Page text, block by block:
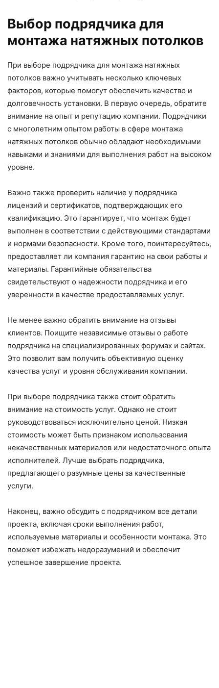
Выбор подрядчика для
монтажа натяжных потолков
При выборе подрядчика для монтажа натяжных
потолков важно учитывать несколько ключевых
факторов, которые помогут обеспечить качество и
долговечность установки. В первую очередь, обратите
внимание на опыт и репутацию компании. Подрядчики
с многолетним опытом работы в сфере монтажа
натяжных потолков обычно обладают необходимыми
навыками и знаниями для выполнения работ на высоком
уровне.
Важно также проверить наличие у подрядчика
лицензий и сертификатов, подтверждающих его
квалификацию. Это гарантирует, что монтаж будет
выполнен в соответствии с действующими стандартами
и нормами безопасности. Кроме того, поинтересуйтесь,
предоставляет ли компания гарантию на свои работы и
материалы. Гарантийные обязательства
свидетельствуют о надежности подрядчика и его
уверенности в качестве предоставляемых услуг.
Не менее важно обратить внимание на отзывы
клиентов. Поищите независимые отзывы о работе
подрядчика на специализированных форумах и сайтах.
Это позволит вам получить объективную оценку
качества услуг и уровня обслуживания компании.
При выборе подрядчика также стоит обратить
внимание на стоимость услуг. Однако не стоит
руководствоваться исключительно ценой. Низкая
стоимость может быть признаком использования
некачественных материалов или недостаточного опыта
исполнителей. Лучше выбрать подрядчика,
предлагающего разумные цены за качественные
услуги.
Наконец, важно обсудить с подрядчиком все детали
проекта, включая сроки выполнения работ,
используемые материалы и особенности монтажа. Это
поможет избежать недоразумений и обеспечит
успешное завершение проекта.